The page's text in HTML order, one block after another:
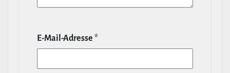
E‑Mail-​Adresse *